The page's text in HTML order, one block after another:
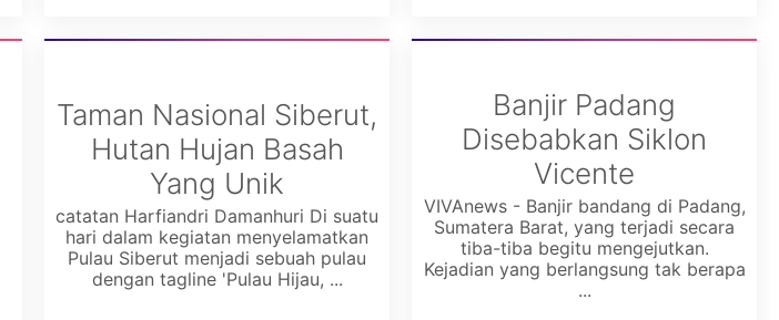
Taman Nasional Siberut,
Hutan Hujan Basah
Yang Unik
catatan Harfiandri Damanhuri Di suatu
hari dalam kegiatan menyelamatkan
Pulau Siberut menjadi sebuah pulau
dengan tagline 'Pulau Hijau, ...
Banjir Padang
Disebabkan Siklon
Vicente
VIVAnews - Banjir bandang di Padang,
Sumatera Barat, yang terjadi secara
tiba-tiba begitu mengejutkan.
Kejadian yang berlangsung tak berapa
...